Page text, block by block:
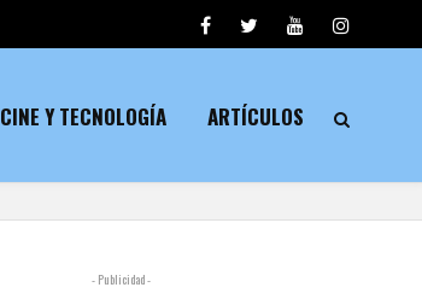
CINE Y TECNOLOGÍA ARTÍCULOS
- Publicidad -